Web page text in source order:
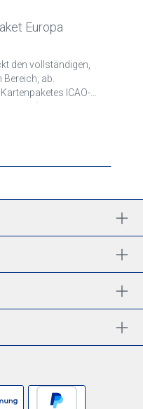
Europa
den vollständigen,
ab.
ICAO-